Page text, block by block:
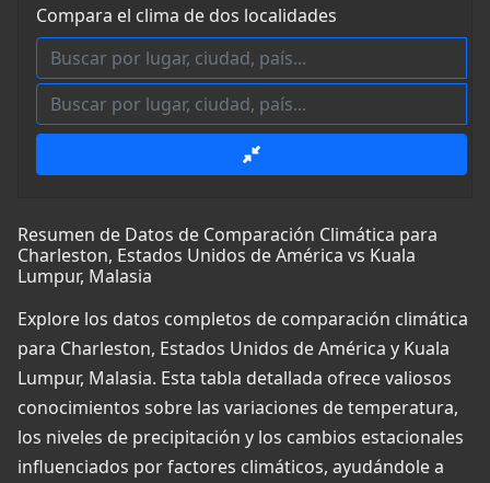
Compara el clima de dos localidades
Resumen de Datos de Comparación Climática para
Charleston, Estados Unidos de América vs Kuala
Lumpur, Malasia
Explore los datos completos de comparación climática
para Charleston, Estados Unidos de América y Kuala
Lumpur, Malasia. Esta tabla detallada ofrece valiosos
conocimientos sobre las variaciones de temperatura,
los niveles de precipitación y los cambios estacionales
influenciados por factores climáticos, ayudándole a